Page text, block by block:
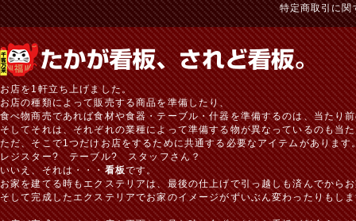
特定商取引に関
お店を1軒立ち上げました。
お店の種類によって販売する商品を準備したり、
食べ物商売であれば食材や食器・テーブル・什器を準備するのは、当たり
そしてそれは、それぞれの業種によって準備する物が異なっているのも当
ただ、そこで1つだけお店をするために共通する必要なアイテムがあります
レジスター? テーブル? スタッフさん？
いいえ、それは・・・看板です。
お家を建てる時もエクステリアは、最後の仕上げで引っ越しも済んでから
そして完成したエクステリアでお家のイメージがずいぶん変わったりもし